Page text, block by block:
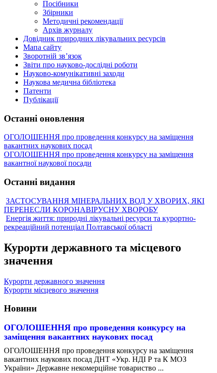
Посібники
Збірники
Методичні рекомендації
Архів журналу
Довідник природних лікувальних ресурсів
Мапа сайту
Зворотній зв’язок
Звіти про науково-дослідні роботи
Науково-комунікативні заходи
Наукова медична бібліотека
Патенти
Публікації
Останні оновлення
ОГОЛОШЕННЯ про проведення конкурсу на заміщення
вакантних наукових посад
ОГОЛОШЕННЯ про проведення конкурсу на заміщення
вакантної наукової посади
Останні видання
ЗАСТОСУВАННЯ МІНЕРАЛЬНИХ ВОД У ХВОРИХ, ЯКІ
ПЕРЕНЕСЛИ КОРОНАВІРУСНУ ХВОРОБУ
Енергія життя: природні лікувальні ресурси та курортно-
рекреаційний потенціал Полтавської області
Курорти державного та місцевого
значення
Курорти державного значення
Курорти місцевого значення
Новини
ОГОЛОШЕННЯ про проведення конкурсу на
заміщення вакантних наукових посад
ОГОЛОШЕННЯ про проведення конкурсу на заміщення
вакантних наукових посад ДНТ «Укр. НДІ Р та К МОЗ
України» Державне некомерційне товариство ...